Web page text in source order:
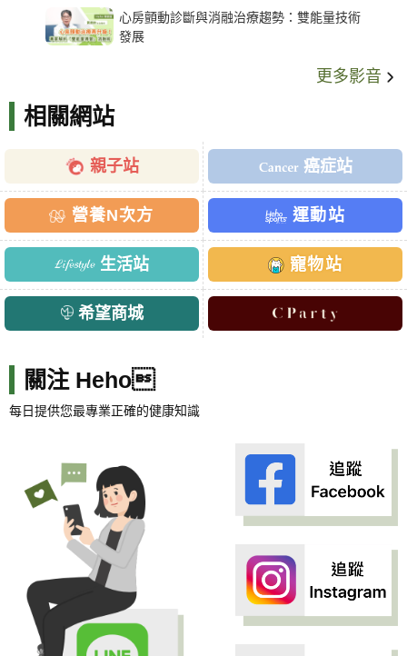
心房顫動診斷與消融治療趨勢：雙能量技術
發展
更多影音
相關網站
親子站 癌症站
營養N次方 運動站
生活站 寵物站
希望商城
關注 Heho
每日提供您最專業正確的健康知識